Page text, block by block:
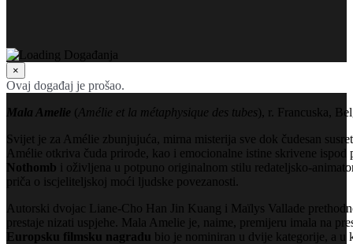
×
Ovaj događaj je prošao.
Mala Amelie ( Amélie et la métaphysique des tubes ), r. Francuska,
Svijet je za Amélie zbunjujuća, mirna misterija sve dok čudesan
Amélie otkriva čuda prirode, kao i emocionalne istine skrivene
Nothomb i oživljena u potpuno originalnom stilu redateljsko-
priča o iscjeliteljskoj moći ljudske povezanosti.
Autorski dvojac Liane-Cho Han Jin Kuang i Maïlys Vallade
prestaje nizati uspjehe. Mala Amelie je, naime, premijeru imala na
Europsku filmsku nagradu bio je nominiran u dvije kategorije, a u